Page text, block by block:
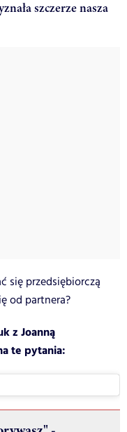
szczerze nasza
się przedsiębiorczą
od partnera?
z Joanną
te pytania: